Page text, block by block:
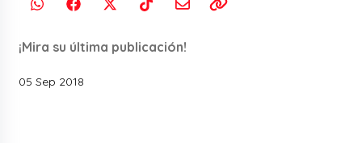
¡Mira su última publicación!
05 Sep 2018